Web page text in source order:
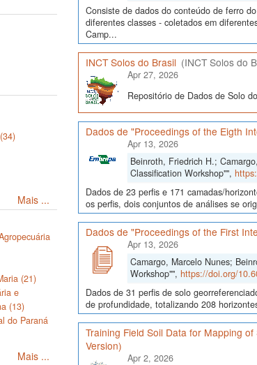
Mais ...
(21)
e
(13)
do Paraná
Mais ...
Consiste de dados do conteúdo de ferro
diferentes classes - coletados em
Camp...
INCT Solos do Brasil (INCT Solos do
Apr 27, 2026
Repositório de Dados de Solo
Dados de "Proceedings of the Eigth
Apr 13, 2026
Beinroth, Friedrich H.;
Classification Workshop"",
Dados de 23 perfis e 171 camadas/
os perfis, dois conjuntos de análises se
Dados de "Proceedings of the First
Apr 13, 2026
Camargo, Marcelo Nunes;
Workshop"", https://doi.org/
Dados de 31 perfis de solo
de profundidade, totalizando 208
Training Field Soil Data for Mapping
Version)
Apr 2, 2026